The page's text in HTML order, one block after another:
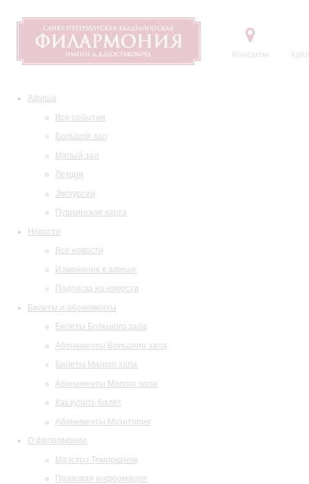
Контакты
Афиша
Все события
Большой зал
Малый зал
Лекции
Экскурсии
Пушкинская карта
Новости
Все новости
Изменения в афише
Подписка на новости
Билеты и абонементы
Билеты Большого зала
Абонементы Большого зала
Билеты Малого зала
Абонементы Малого зала
Как купить билет
Абонементы Музитория
О филармонии
Маэстро Темирканов
Правовая информация